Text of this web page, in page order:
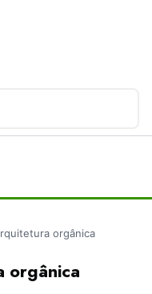
orgânica
orgânica